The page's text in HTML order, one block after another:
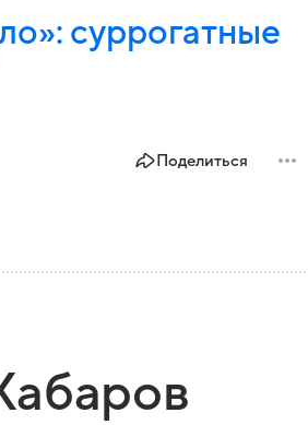
суррогатные
Поделиться